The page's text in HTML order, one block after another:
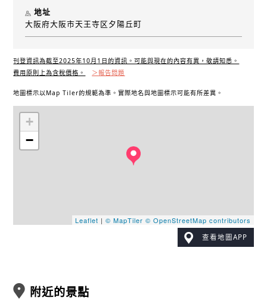
地址
大阪府大阪市天王寺区夕陽丘町
刊登資訊為截至2025年10月1日的資訊。可能與現在的內容有異，敬請知悉。
費用原則上為含稅價格。
＞報告問題
地圖標示以Map Tiler的規範為準。實際地名與地圖標示可能有所差異。
+
−
Leaflet | © MapTiler © OpenStreetMap contributors
查看地圖APP
附近的景點